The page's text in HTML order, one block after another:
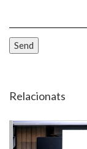
Relacionats